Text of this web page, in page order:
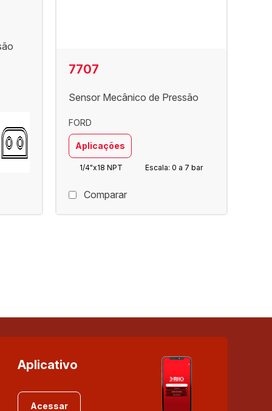
7707
Sensor Mecânico de Pressão
FORD
Aplicações
1/4"x18 NPT Escala: 0 a 7 bar
Comparar
Aplicativo
Acessar